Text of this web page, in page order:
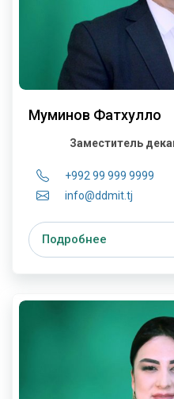
Муминов Фатхулло
Заместитель
+992 99 999 9999
info@ddmit.tj
Подробнее